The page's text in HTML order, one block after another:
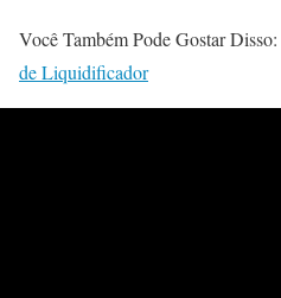
Você Também Pode Gostar Disso:
de Liquidificador